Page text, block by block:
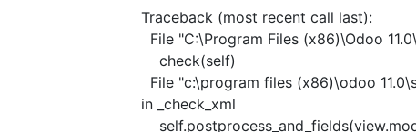
Traceback (most recent call last):
File "C:\Program Files (x86)\Odoo
check(self)
File "c:\program files (x86)\odoo
in _check_xml